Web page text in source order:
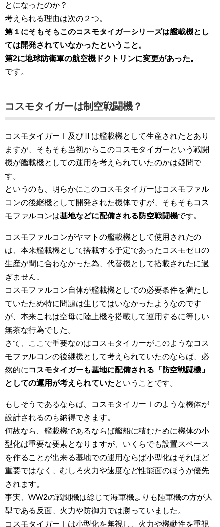
とになったのか？
考えられる理由は次の２つ。
第１にそもそもこのコスモタイガーシリーズは艦載機とし
ては開発されていなかったということ。
第2に地球防衛軍の航空機ドクトリンに変更があった。
です。
コスモタイガーは制空戦闘機？
コスモタイガーⅠ及びⅡは艦載機として生産されたとあり
ますが、そもそも当初からこのコスモタイガーという戦闘
機が艦載機としての運用を考えられていたのかは疑問で
す。
というのも、明らかにこのコスモタイガーはコスモファル
コンの後継機として開発された機体ですが、そもそもコス
モファルコンは基地などに配備される防空戦闘機です。
コスモファルコンがヤマトの艦載機として使用されたの
は、本来艦載機として搭載する予定であったコスモゼロの
生産が間に合わなかった為、代替機として搭載されたに過
ぎません。
コスモファルコン自体が艦載機としての必要条件を満たし
ていたため特に問題は生じてはいなかったようなのです
が、本来これは空母に陸上機を搭載して運用するに等しい
無茶な行為でした。
さて、ここで重要なのはコスモタイガーがこのようなコス
モファルコンの後継機として考えられていたのならば、必
然的に コスモタイガーも基地に配備される「防空戦闘機」
としての運用が考えられていたということです。
もしそうであるならば、コスモタイガーⅠのような機体が
設計されるのも納得できます。
何故なら、艦載機であるならば艦船に積むために機体の小
型化は重要な要素となりますが、いくらでも設置スペース
を作ることが出来る基地での運用ならば小型化はそれほど
重要ではなく、むしろ火力や速度など性能面のほうが優先
されます。
事実、WW2の戦闘機は総じて海軍機よりも陸軍機の方が大
型である反面、火力や防御力では勝っていました。
コスモタイガーⅠは小型化を無視し、火力や機動性を重視